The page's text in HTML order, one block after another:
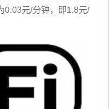
0.03元/分钟，即1.8元/